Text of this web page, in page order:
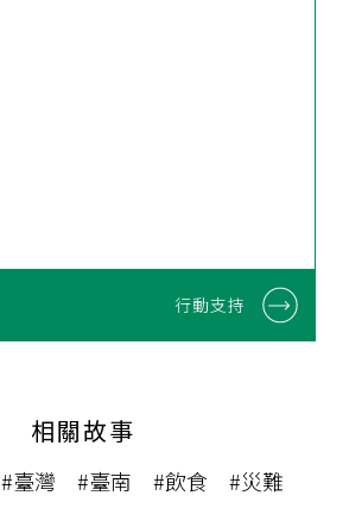
行動支持
相關故事
#臺灣 #臺南 #飲食 #災難